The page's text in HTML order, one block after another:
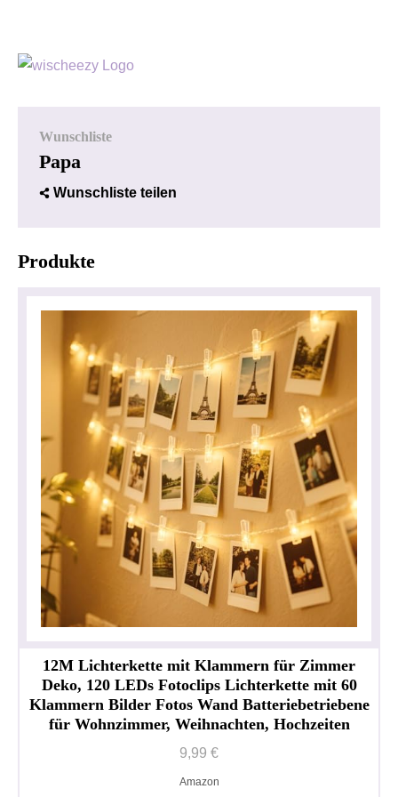
Wunschliste
Papa
Wunschliste teilen
Produkte
12M Lichterkette mit Klammern für Zimmer
Deko, 120 LEDs Fotoclips Lichterkette mit 60
Klammern Bilder Fotos Wand Batteriebetriebene
für Wohnzimmer, Weihnachten, Hochzeiten
9,99 €
Amazon